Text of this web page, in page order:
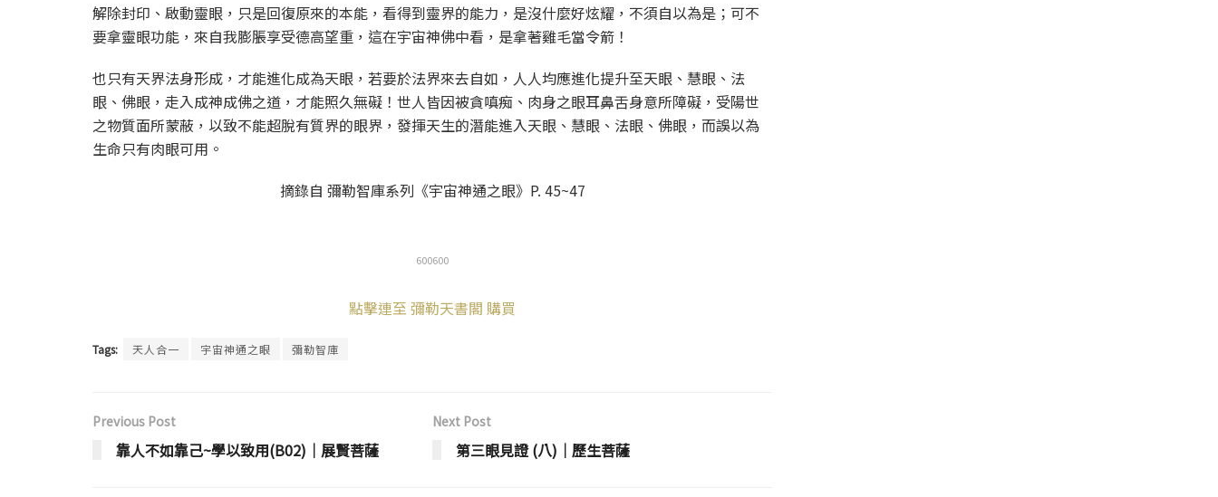
解除封印、啟動靈眼，只是回復原來的本能，看得到靈界的能力，是沒什麼好炫耀，不須自以為是；可不
要拿靈眼功能，來自我膨脹享受德高望重，這在宇宙神佛中看，是拿著雞毛當令箭！
也只有天界法身形成，才能進化成為天眼，若要於法界來去自如，人人均應進化提升至天眼、慧眼、法
眼、佛眼，走入成神成佛之道，才能照久無礙！世人皆因被貪嗔痴、肉身之眼耳鼻舌身意所障礙，受陽世
之物質面所蒙蔽，以致不能超脫有質界的眼界，發揮天生的潛能進入天眼、慧眼、法眼、佛眼，而誤以為
生命只有肉眼可用。
摘錄自 彌勒智庫系列《宇宙神通之眼》P. 45~47
600600
點擊連至 彌勒天書閣 購買
Tags: 天人合一 宇宙神通之眼 彌勒智庫
Previous Post
靠人不如靠己~學以致用(B02)│展賢菩薩
Next Post
第三眼見證 (八)│歷生菩薩